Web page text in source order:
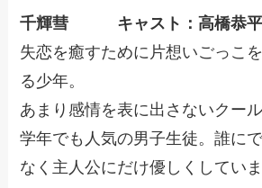
千輝彗 キャスト：高橋恭平
失恋を癒すために片想いごっこ
る少年。
あまり感情を表に出さないクール
学年でも人気の男子生徒。誰に
なく主人公にだけ優しくしていま